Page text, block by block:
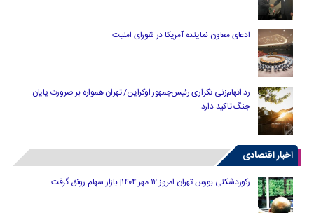
ادعای معاون نماینده آمریکا در شورای امنیت
رد اتهام‌زنی تکراری رئیس‌جمهور اوکراین/ تهران همواره بر ضرورت پایان
جنگ تاکید دارد
اخبار اقتصادی
رکوردشکنی بورس تهران امروز ۱۲ مهر ۱۴۰۴| بازار سهام رونق گرفت